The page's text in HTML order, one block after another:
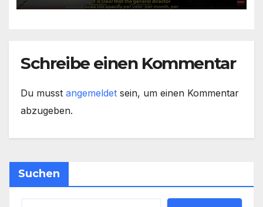
Schreibe einen Kommentar
Du musst angemeldet sein, um einen Kommentar
abzugeben.
Suchen